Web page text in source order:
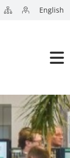
English
SENSOR
Besucher
Presse